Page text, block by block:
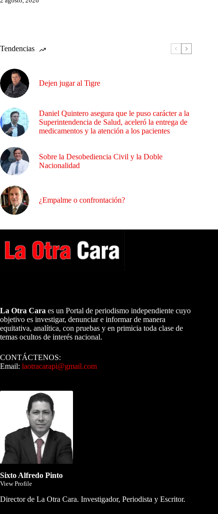
Tendencias
Dejen jugar al Tigre
Daniel Quintero asegura que le puso carácter a la
Superintendencia de Salud, aceleró la entrega de
medicamentos y la atención a los pacientes
Sobre la Desobediencia Civil y la Doble
Nacionalidad
¿Empalme o confrontación?
La Otra Cara es un Portal de periodismo independiente cuyo
objetivo es investigar, denunciar e informar de manera
equitativa, analítica, con pruebas y en primicia toda clase de
temas ocultos de interés nacional.
CONTÁCTENOS:
Email: laotracarapi@gmail.com
Sixto Alfredo Pinto
View Profile
Director de La Otra Cara. Investigador, Periodista y Escritor.